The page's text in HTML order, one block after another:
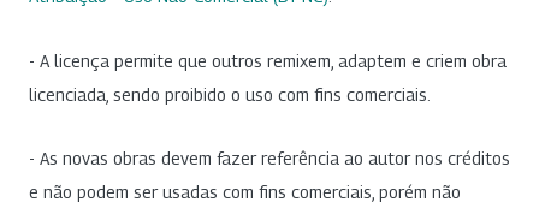
- A licença permite que outros remixem, adaptem e criem obra
licenciada, sendo proibido o uso com fins comerciais.
- As novas obras devem fazer referência ao autor nos créditos
e não podem ser usadas com fins comerciais, porém não